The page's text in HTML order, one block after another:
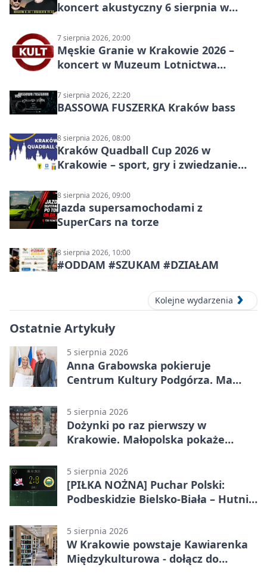
koncert akustyczny 6 sierpnia w
7 sierpnia 2026, 20:00
Męskie Granie w Krakowie 2026 –
koncert w Muzeum Lotnictwa
7 sierpnia 2026, 22:20
BASSOWA FUSZERKA Kraków bass
8 sierpnia 2026, 08:00
Kraków Quadball Cup 2026 w
Krakowie – sport, gry i zwiedzanie
8 sierpnia 2026, 09:00
Jazda supersamochodami z
SuperCars na torze
8 sierpnia 2026, 10:00
#ODDAM #SZUKAM #DZIAŁAM
Kolejne wydarzenia
Ostatnie Artykuły
5 sierpnia 2026
Anna Grabowska pokieruje
Centrum Kultury Podgórza. Ma
5 sierpnia 2026
Dożynki po raz pierwszy w
Krakowie. Małopolska pokaże
5 sierpnia 2026
[PIŁKA NOŻNA] Puchar Polski:
Podbeskidzie Bielsko-Biała – Hutnik
w Dankowicach
5 sierpnia 2026
W Krakowie powstaje Kawiarenka
Międzykulturowa - dołącz do